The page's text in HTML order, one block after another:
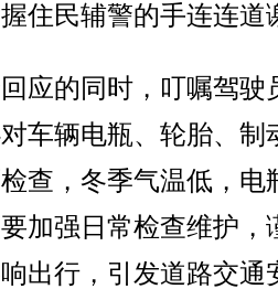
住民辅警的手连连道
的同时，叮嘱驾驶
车辆电瓶、轮胎、制
查，冬季气温低，电
加强日常检查维护，
出行，引发道路交通